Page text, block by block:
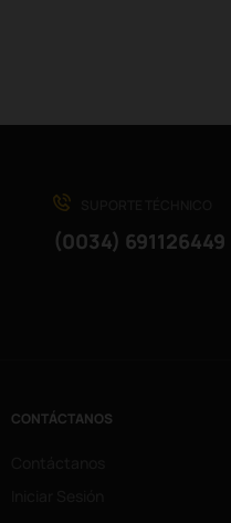
(0034) 691126449
CONTÁCTANOS